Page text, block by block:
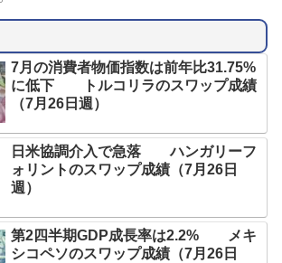
7月の消費者物価指数は前年比31.75%
に低下 トルコリラのスワップ成績
（7月26日週）
日米協調介入で急落 ハンガリーフ
ォリントのスワップ成績（7月26日
週）
第2四半期GDP成長率は2.2% メキ
シコペソのスワップ成績（7月26日